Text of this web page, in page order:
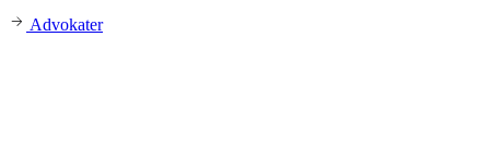
Advokater